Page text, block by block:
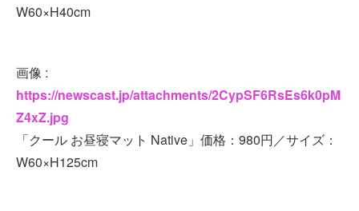
W60×H40cm
画像 :
https://newscast.jp/attachments/2CypSF6RsEs6k0pM
Z4xZ.jpg
「クール お昼寝マット Native」価格：980円／サイズ：
W60×H125cm